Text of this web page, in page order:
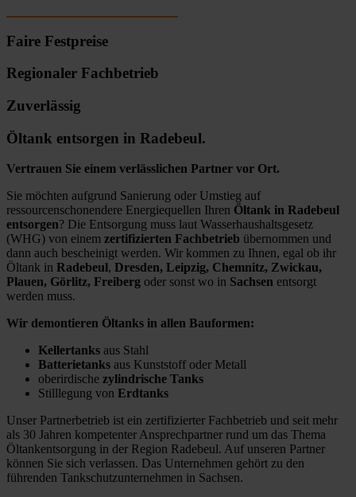
Faire Festpreise
Regionaler Fachbetrieb
Zuverlässig
Öltank entsorgen in Radebeul.
Vertrauen Sie einem verlässlichen Partner vor Ort.
Sie möchten aufgrund Sanierung oder Umstieg auf
ressourcenschonendere Energiequellen Ihren Öltank in Radebeul
entsorgen? Die Entsorgung muss laut Wasserhaushaltsgesetz
(WHG) von einem zertifizierten Fachbetrieb übernommen und
dann auch bescheinigt werden. Wir kommen zu Ihnen, egal ob ihr
Öltank in Radebeul, Dresden, Leipzig, Chemnitz, Zwickau,
Plauen, Görlitz, Freiberg oder sonst wo in Sachsen entsorgt
werden muss.
Wir demontieren Öltanks in allen Bauformen:
Kellertanks aus Stahl
Batterietanks aus Kunststoff oder Metall
oberirdische zylindrische Tanks
Stilllegung von Erdtanks
Unser Partnerbetrieb ist ein zertifizierter Fachbetrieb und seit mehr
als 30 Jahren kompetenter Ansprechpartner rund um das Thema
Öltankentsorgung in der Region Radebeul. Auf unseren Partner
können Sie sich verlassen. Das Unternehmen gehört zu den
führenden Tankschutzunternehmen in Sachsen.